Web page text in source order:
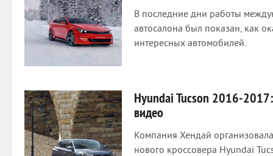
В последние дни работы
автосалона был показан, как
интересных автомобилей.
Hyundai Tucson 2016-
видео
Компания Хендай
нового кроссовера Hyundai